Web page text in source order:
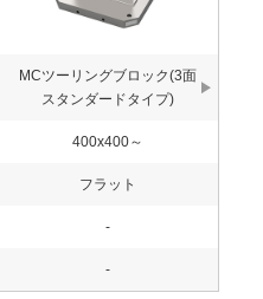
MCツーリングブロック(3面
スタンダードタイプ)
400x400～
フラット
-
-